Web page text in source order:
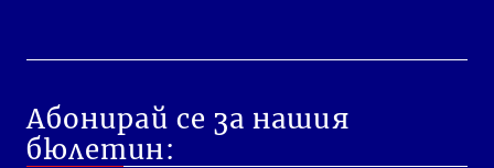
Абонирай се за нашия
бюлетин: